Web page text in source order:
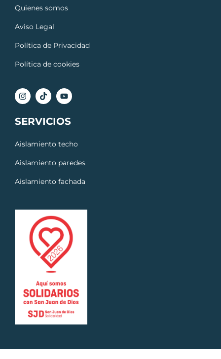
Quienes somos
Aviso Legal
Política de Privacidad
Política de cookies
SERVICIOS
Aislamiento techo
Aislamiento paredes
Aislamiento fachada